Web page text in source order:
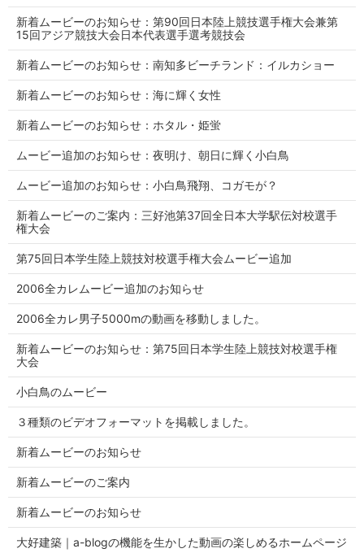
新着ムービーのお知らせ：第90回日本陸上競技選手権大会兼第
15回アジア競技大会日本代表選手選考競技会
新着ムービーのお知らせ：南知多ビーチランド：イルカショー
新着ムービーのお知らせ：海に輝く女性
新着ムービーのお知らせ：ホタル・姫蛍
ムービー追加のお知らせ：夜明け、朝日に輝く小白鳥
ムービー追加のお知らせ：小白鳥飛翔、コガモが？
新着ムービーのご案内：三好池第37回全日本大学駅伝対校選手
権大会
第75回日本学生陸上競技対校選手権大会ムービー追加
2006全カレムービー追加のお知らせ
2006全カレ男子5000mの動画を移動しました。
新着ムービーのお知らせ：第75回日本学生陸上競技対校選手権
大会
小白鳥のムービー
３種類のビデオフォーマットを掲載しました。
新着ムービーのお知らせ
新着ムービーのご案内
新着ムービーのお知らせ
大好建築｜a-blogの機能を生かした動画の楽しめるホームページ